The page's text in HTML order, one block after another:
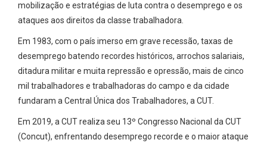
mobilização e estratégias de luta contra o desemprego e os
ataques aos direitos da classe trabalhadora.
Em 1983, com o país imerso em grave recessão, taxas de
desemprego batendo recordes históricos, arrochos salariais,
ditadura militar e muita repressão e opressão, mais de cinco
mil trabalhadores e trabalhadoras do campo e da cidade
fundaram a Central Única dos Trabalhadores, a CUT.
Em 2019, a CUT realiza seu 13º Congresso Nacional da CUT
(Concut), enfrentando desemprego recorde e o maior ataque